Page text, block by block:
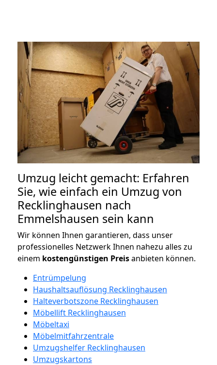
Umzug leicht gemacht: Erfahren
Sie, wie einfach ein Umzug von
Recklinghausen nach
Emmelshausen sein kann
Wir können Ihnen garantieren, dass unser
professionelles Netzwerk Ihnen nahezu alles zu
einem kostengünstigen Preisanbieten können.
Entrümpelung
Haushaltsauflösung Recklinghausen
Halteverbotszone Recklinghausen
Möbellift Recklinghausen
Möbeltaxi
Möbelmitfahrzentrale
Umzugshelfer Recklinghausen
Umzugskartons